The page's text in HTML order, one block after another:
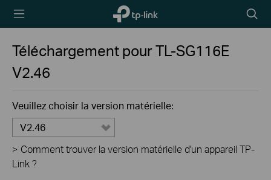
TP-Link,
Reliably
icon
Téléchargement pourTL-SG116E
V2.46
Veuillez choisir la version matérielle:
V2.46
> Comment trouver la version matérielle d'un appareil TP-
Link ?